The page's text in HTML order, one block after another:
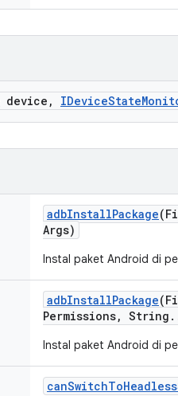
device , IDeviceState
adbInstallPackage
Args)
Instal paket Android di
adbInstallPackage
Permissions, String .
Instal paket Android di
canSwitchToHeadless